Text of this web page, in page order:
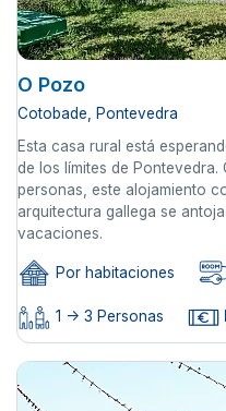
O Pozo
Cotobade, Pontevedra
Esta casa rural está
de los límites de Pontevedra.
personas, este alojamiento
arquitectura gallega se
vacaciones.
Por habitaciones
1 -> 3 Personas